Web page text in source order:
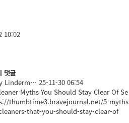
10:02
글
Linderm… 25-11-30 06:54
Myths You Should Stay Clear Of Se
thumbtime3.bravejournal.net/5-myths
that-you-should-stay-clear-of